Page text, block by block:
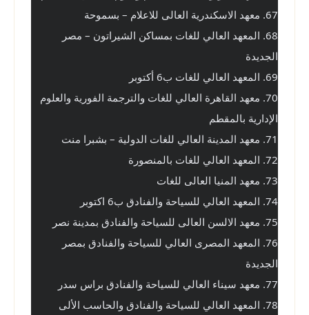
67. معهد الاسكندرية العالى للاعلام – بسموحة
الجديدة
69. المعهد العالي للغات ب6 أكتوبر
الإدارية بالمقطم
71. معهد المدينة العالي للغات الدولية – بشبرا منت
72. المعهد العالي للغات بالمنصورة
73. معهد المنيا العالى للغات
74. المعهد العالي للسياحة والفنادق ب6 اكتوبر
75. معهد الالسن العالى للسياحة والفنادق بمدينة نصر
الجديدة
77. معهد سيناء العالي للسياحة والفنادق براس سدر